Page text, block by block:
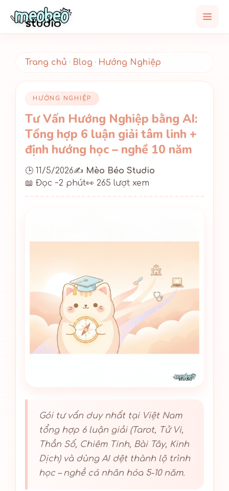
Trang chủ · Blog · Hướng Nghiệp
HƯỚNG NGHIỆP
Tư Vấn Hướng Nghiệp bằng AI:
Tổng hợp 6 luận giải tâm linh +
định hướng học – nghề 10 năm
🕒 11/5/2026✍️ Mèo Béo Studio
📖 Đọc ~2 phút👀 265 lượt xem
Gói tư vấn duy nhất tại Việt Nam
tổng hợp 6 luận giải (Tarot, Tử Vi,
Thần Số, Chiêm Tinh, Bài Tây, Kinh
Dịch) và dùng AI dệt thành lộ trình
học – nghề cá nhân hóa 5-10 năm.